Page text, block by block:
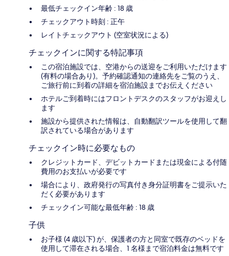
最低チェックイン年齢 : 18 歳
チェックアウト時刻 : 正午
レイトチェックアウト (空室状況による)
チェックインに関する特記事項
この宿泊施設では、空港からの送迎をご利用いただけます
(有料の場合あり)。予約確認通知の連絡先をご覧のうえ、
ご旅行前に到着の詳細を宿泊施設までお伝えください
ホテルご到着時にはフロントデスクのスタッフがお迎えし
ます
施設から提供された情報は、自動翻訳ツールを使用して翻
訳されている場合があります
チェックイン時に必要なもの
クレジットカード、デビットカードまたは現金による付随
費用のお支払いが必要です
場合により、政府発行の写真付き身分証明書をご提示いた
だく必要があります
チェックイン可能な最低年齢 : 18 歳
子供
お子様 (4 歳以下) が、保護者の方と同室で既存のベッドを
使用して滞在される場合、1 名様まで宿泊料金は無料です